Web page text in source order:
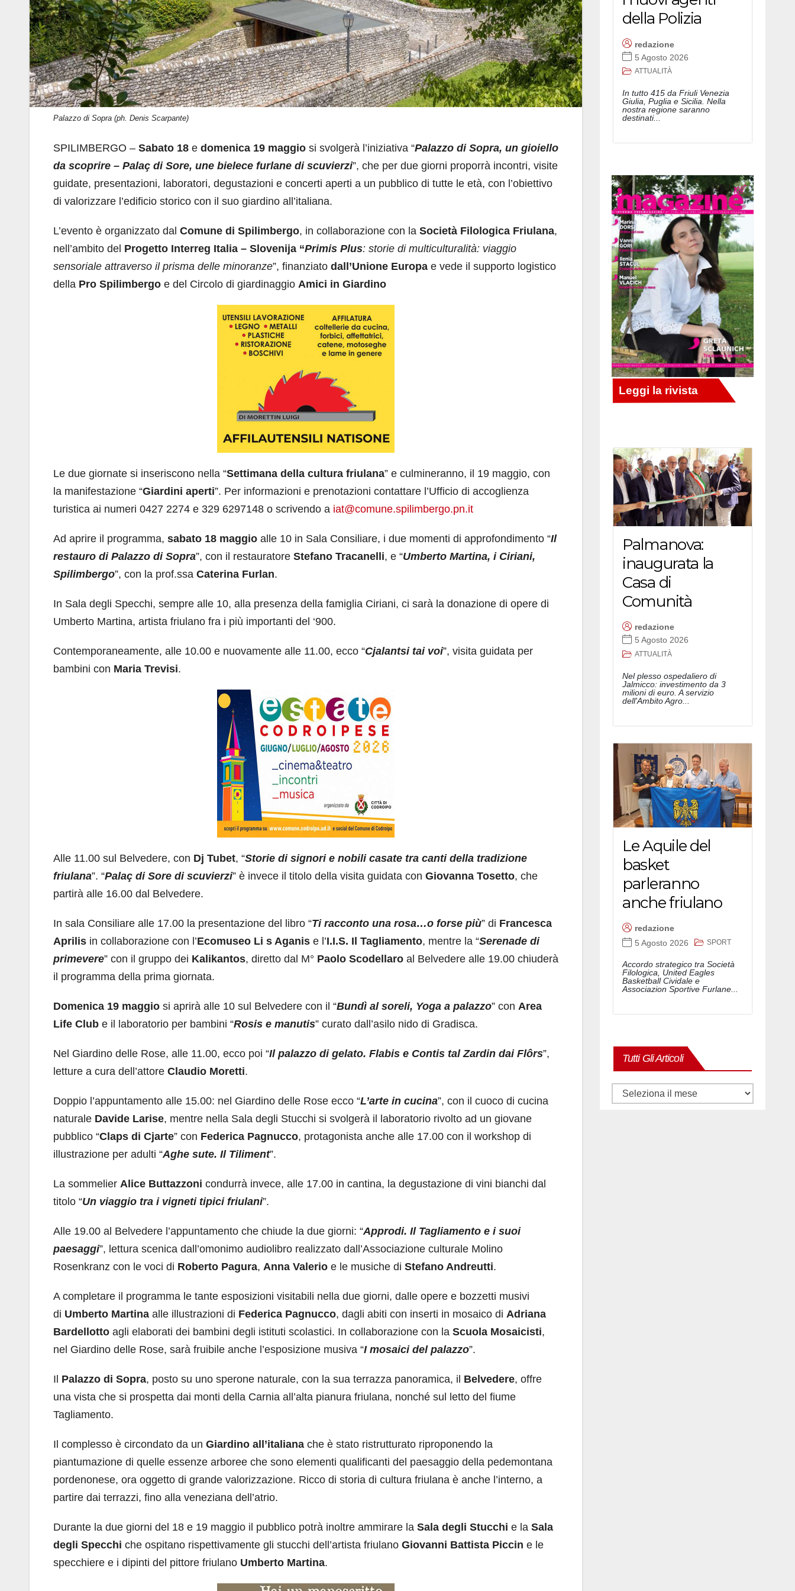
Palazzo di Sopra (ph. Denis Scarpante)
SPILIMBERGO – Sabato 18 e domenica 19 maggio si svolgerà l’iniziativa “Palazzo di Sopra, un gioiello
da scoprire – Palaç di Sore, une bielece furlane di scuvierzi”, che per due giorni proporrà incontri, visite
guidate, presentazioni, laboratori, degustazioni e concerti aperti a un pubblico di tutte le età, con l’obiettivo
di valorizzare l’edificio storico con il suo giardino all’italiana.
L’evento è organizzato dal Comune di Spilimbergo, in collaborazione con la Società Filologica Friulana,
nell’ambito del Progetto Interreg Italia – Slovenija “Primis Plus: storie di multiculturalità: viaggio
sensoriale attraverso il prisma delle minoranze”, finanziato dall’Unione Europa e vede il supporto logistico
della Pro Spilimbergo e del Circolo di giardinaggio Amici in Giardino
Le due giornate si inseriscono nella “Settimana della cultura friulana” e culmineranno, il 19 maggio, con
la manifestazione “Giardini aperti”. Per informazioni e prenotazioni contattare l’Ufficio di accoglienza
turistica ai numeri 0427 2274 e 329 6297148 o scrivendo a iat@comune.spilimbergo.pn.it
Ad aprire il programma, sabato 18 maggio alle 10 in Sala Consiliare, i due momenti di approfondimento “Il
restauro di Palazzo di Sopra”, con il restauratore Stefano Tracanelli, e “Umberto Martina, i Ciriani,
Spilimbergo”, con la prof.ssa Caterina Furlan.
In Sala degli Specchi, sempre alle 10, alla presenza della famiglia Ciriani, ci sarà la donazione di opere di
Umberto Martina, artista friulano fra i più importanti del ‘900.
Contemporaneamente, alle 10.00 e nuovamente alle 11.00, ecco “Cjalantsi tai voi”, visita guidata per
bambini con Maria Trevisi.
Alle 11.00 sul Belvedere, con Dj Tubet, “Storie di signori e nobili casate tra canti della tradizione
friulana”. “Palaç di Sore di scuvierzi” è invece il titolo della visita guidata con Giovanna Tosetto, che
partirà alle 16.00 dal Belvedere.
In sala Consiliare alle 17.00 la presentazione del libro “Ti racconto una rosa…o forse più” di Francesca
Aprilis in collaborazione con l’Ecomuseo Li s Aganis e l’I.I.S. Il Tagliamento, mentre la “Serenade di
primevere” con il gruppo dei Kalikantos, diretto dal M° Paolo Scodellaro al Belvedere alle 19.00 chiuderà
il programma della prima giornata.
Domenica 19 maggio si aprirà alle 10 sul Belvedere con il “Bundì al soreli, Yoga a palazzo” con Area
Life Club e il laboratorio per bambini “Rosis e manutis” curato dall’asilo nido di Gradisca.
Nel Giardino delle Rose, alle 11.00, ecco poi “Il palazzo di gelato. Flabis e Contis tal Zardin dai Flôrs”,
letture a cura dell’attore Claudio Moretti.
Doppio l’appuntamento alle 15.00: nel Giardino delle Rose ecco “L’arte in cucina”, con il cuoco di cucina
naturale Davide Larise, mentre nella Sala degli Stucchi si svolgerà il laboratorio rivolto ad un giovane
pubblico “Claps di Cjarte” con Federica Pagnucco, protagonista anche alle 17.00 con il workshop di
illustrazione per adulti “Aghe sute. Il Tiliment”.
La sommelier Alice Buttazzoni condurrà invece, alle 17.00 in cantina, la degustazione di vini bianchi dal
titolo “Un viaggio tra i vigneti tipici friulani”.
Alle 19.00 al Belvedere l’appuntamento che chiude la due giorni: “Approdi. Il Tagliamento e i suoi
paesaggi”, lettura scenica dall’omonimo audiolibro realizzato dall’Associazione culturale Molino
Rosenkranz con le voci di Roberto Pagura, Anna Valerio e le musiche di Stefano Andreutti.
A completare il programma le tante esposizioni visitabili nella due giorni, dalle opere e bozzetti musivi
di Umberto Martina alle illustrazioni di Federica Pagnucco, dagli abiti con inserti in mosaico di Adriana
Bardellotto agli elaborati dei bambini degli istituti scolastici. In collaborazione con la Scuola Mosaicisti,
nel Giardino delle Rose, sarà fruibile anche l’esposizione musiva “I mosaici del palazzo”.
Il Palazzo di Sopra, posto su uno sperone naturale, con la sua terrazza panoramica, il Belvedere, offre
una vista che si prospetta dai monti della Carnia all’alta pianura friulana, nonché sul letto del fiume
Tagliamento.
Il complesso è circondato da un Giardino all’italiana che è stato ristrutturato riproponendo la
piantumazione di quelle essenze arboree che sono elementi qualificanti del paesaggio della pedemontana
pordenonese, ora oggetto di grande valorizzazione. Ricco di storia di cultura friulana è anche l’interno, a
partire dai terrazzi, fino alla veneziana dell’atrio.
Durante la due giorni del 18 e 19 maggio il pubblico potrà inoltre ammirare la Sala degli Stucchi e la Sala
degli Specchi che ospitano rispettivamente gli stucchi dell’artista friulano Giovanni Battista Piccin e le
specchiere e i dipinti del pittore friulano Umberto Martina.
della Polizia
redazione
5 Agosto 2026
ATTUALITÀ
In tutto 415 da Friuli Venezia
Giulia, Puglia e Sicilia. Nella
nostra regione saranno
destinati...
Palmanova:
inaugurata la
Casa di
Comunità
redazione
5 Agosto 2026
ATTUALITÀ
Nel plesso ospedaliero di
Jalmicco: investimento da 3
milioni di euro. A servizio
dell'Ambito Agro...
Le Aquile del
basket
parleranno
anche friulano
redazione
5 Agosto 2026
SPORT
Accordo strategico tra Società
Filologica, United Eagles
Basketball Cividale e
Associazion Sportive Furlane...
Tutti Gli Articoli
Tutti